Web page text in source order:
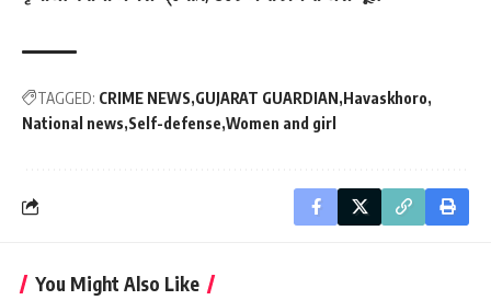
TAGGED: CRIME NEWS GUJARAT GUARDIAN Havaskhoro
National news Self-defense Women and girl
You Might Also Like